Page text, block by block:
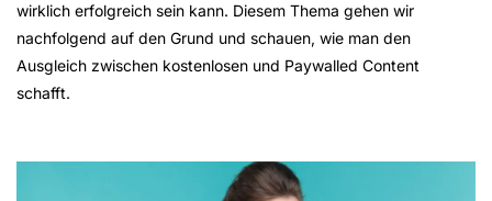
wirklich erfolgreich sein kann. Diesem Thema gehen wir
nachfolgend auf den Grund und schauen, wie man den
Ausgleich zwischen kostenlosen und Paywalled Content
schafft.